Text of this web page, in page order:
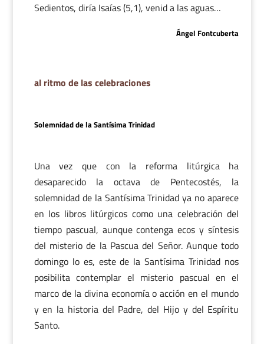
Sedientos, diría Isaías (5,1), venid a las aguas…
Ángel Fontcuberta
al ritmo de las celebraciones
Solemnidad de la Santísima Trinidad
Una vez que con la reforma litúrgica ha
desaparecido la octava de Pentecostés, la
solemnidad de la Santísima Trinidad ya no aparece
en los libros litúrgicos como una celebración del
tiempo pascual, aunque contenga ecos y síntesis
del misterio de la Pascua del Señor. Aunque todo
domingo lo es, este de la Santísima Trinidad nos
posibilita contemplar el misterio pascual en el
marco de la divina economía o acción en el mundo
y en la historia del Padre, del Hijo y del Espíritu
Santo.